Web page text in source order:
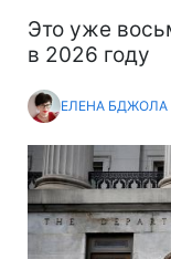
Это уже
в 2026 году
ЕЛЕНА БДЖОЛА